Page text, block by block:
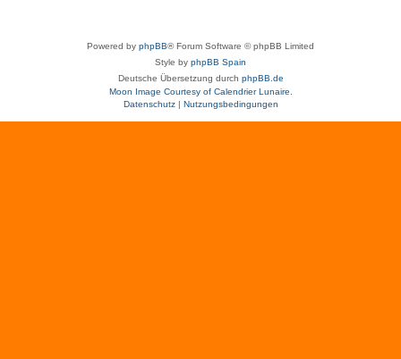
Powered by phpBB® Forum Software © phpBB Limited
Style by phpBB Spain
Deutsche Übersetzung durch phpBB.de
Moon Image Courtesy of Calendrier Lunaire.
Datenschutz| Nutzungsbedingungen